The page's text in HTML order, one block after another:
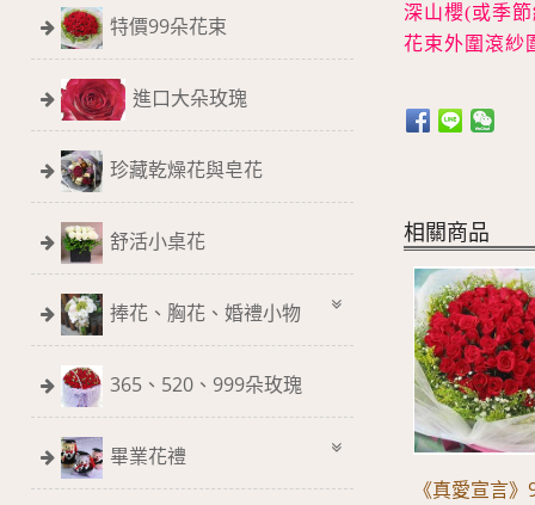
特價99朵花束
進口大朵玫瑰
珍藏乾燥花與皂花
舒活小桌花
捧花、胸花、婚禮小物
365、520、999朵玫瑰
畢業花禮
深山櫻(或季
花束外圍滾紗
相關商品
《真愛宣言